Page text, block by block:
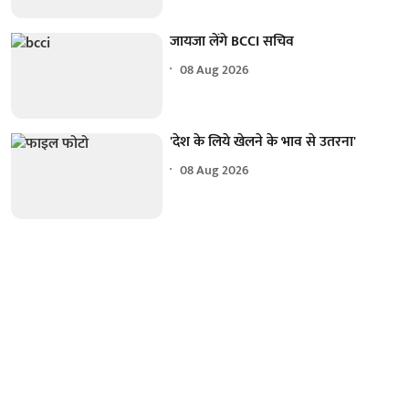
जायजा लेंगे BCCI सचिव
08 Aug 2026
'देश के लिये खेलने के भाव से उतरना'
08 Aug 2026